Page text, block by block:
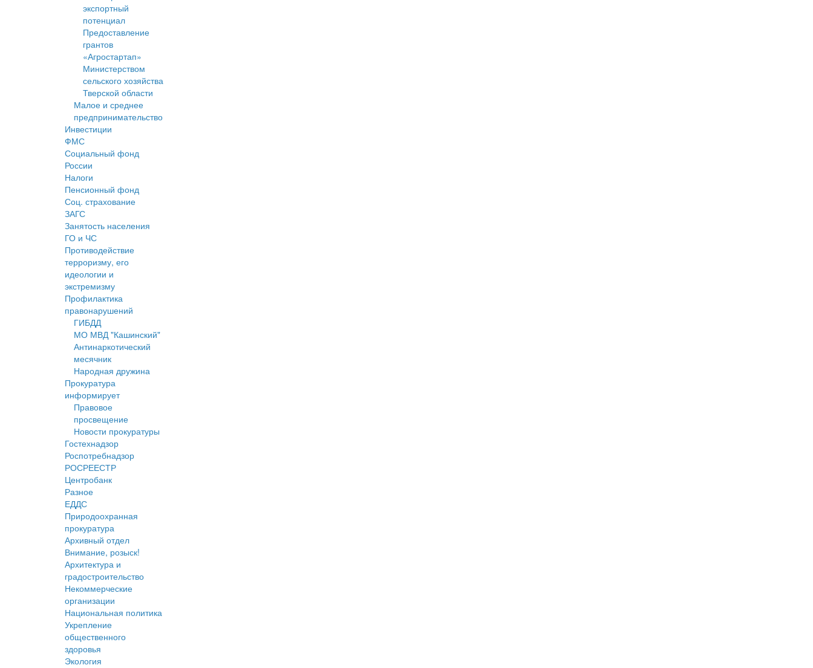
экспортный
потенциал
Предоставление
грантов
«Агростартап»
Министерством
сельского хозяйства
Тверской области
Малое и среднее
предпринимательство
Инвестиции
ФМС
Социальный фонд
России
Налоги
Пенсионный фонд
Соц. страхование
ЗАГС
Занятость населения
ГО и ЧС
Противодействие
терроризму, его
идеологии и
экстремизму
Профилактика
правонарушений
ГИБДД
МО МВД "Кашинский"
Антинаркотический
месячник
Народная дружина
Прокуратура
информирует
Правовое
просвещение
Новости прокуратуры
Гостехнадзор
Роспотребнадзор
РОСРЕЕСТР
Центробанк
Разное
ЕДДС
Природоохранная
прокуратура
Архивный отдел
Внимание, розыск!
Архитектура и
градостроительство
Некоммерческие
организации
Национальная политика
Укрепление
общественного
здоровья
Экология